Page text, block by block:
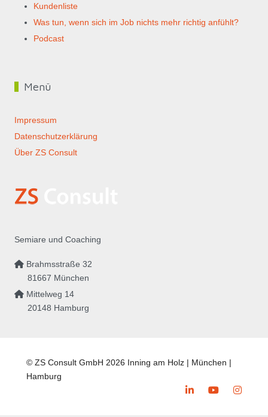
Kundenliste
Was tun, wenn sich im Job nichts mehr richtig anfühlt?
Podcast
Menü
Impressum
Datenschutzerklärung
Über ZS Consult
Semiare und Coaching
Brahmsstraße 32
81667 München
Mittelweg 14
20148 Hamburg
© ZS Consult GmbH 2026 Inning am Holz | München |
Hamburg